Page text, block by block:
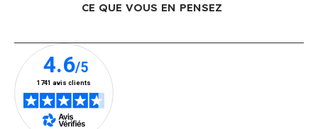
CE QUE VOUS EN PENSEZ